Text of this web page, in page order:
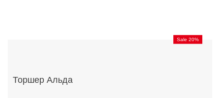
Sale 20%
Торшер Альда